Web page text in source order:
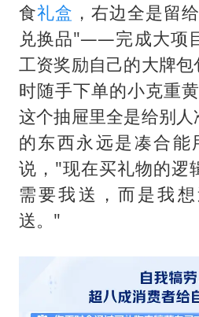
食礼盒 ，右边全是留
兑换品"——完成大项
工资奖励自己的大牌
时随手下单的小克重
这个抽屉里全是给别
的东西永远是凑合
说，"现在买礼物的逻
需要我送，而是我
送。"